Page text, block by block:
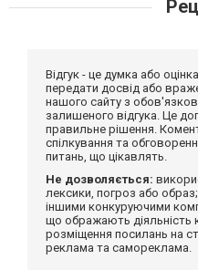
Відгук - це думка або
передати досвід або
нашого сайту з
залишеного відгука. Це
правильне рішення.
спілкування та
питань, що цікавлять.
Не дозволяється:
лексики, погроз або
іншими конкуруючими
що ображають діяльність
розміщення посилань на
реклама та самореклама.